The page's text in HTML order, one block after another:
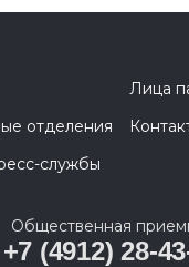
Лица
отделения
службы
Общественная
+7 (4912) 28-